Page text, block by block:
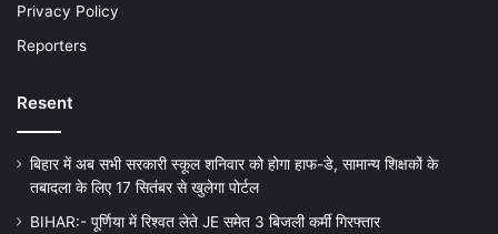
Privacy Policy
Reporters
Resent
बिहार में अब सभी सरकारी स्कूल शनिवार को होगा हाफ-डे, सामान्य शिक्षकों के
तबादला के लिए 17 सितंबर से खुलेगा पोर्टल
BIHAR:- पूर्णिया में रिश्वत लेते JE समेत 3 बिजली कर्मी गिरफ्तार